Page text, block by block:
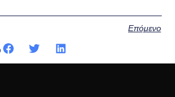
Επόμενο